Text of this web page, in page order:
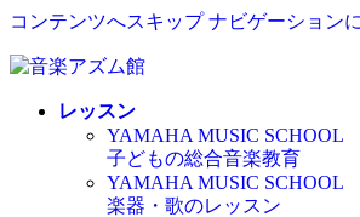
コンテンツへスキップ ナビゲーション
レッスン
YAMAHA MUSIC SCHOOL
子どもの総合音楽教育
YAMAHA MUSIC SCHOOL
楽器・歌のレッスン